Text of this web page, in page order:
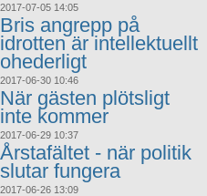
2017-07-05 14:05
Bris angrepp på
idrotten är intellektuellt
ohederligt
2017-06-30 10:46
När gästen plötsligt
inte kommer
2017-06-29 10:37
Årstafältet - när politik
slutar fungera
2017-06-26 13:09